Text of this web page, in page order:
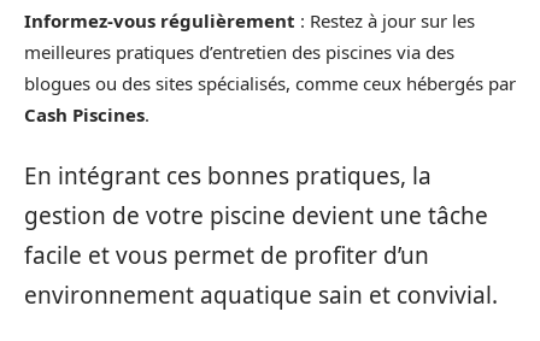
Informez-vous régulièrement : Restez à jour sur les
meilleures pratiques d’entretien des piscines via des
blogues ou des sites spécialisés, comme ceux hébergés par
Cash Piscines.
En intégrant ces bonnes pratiques, la
gestion de votre piscine devient une tâche
facile et vous permet de profiter d’un
environnement aquatique sain et convivial.